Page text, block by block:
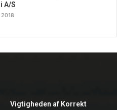
A/S
Vigtigheden af Korrekt